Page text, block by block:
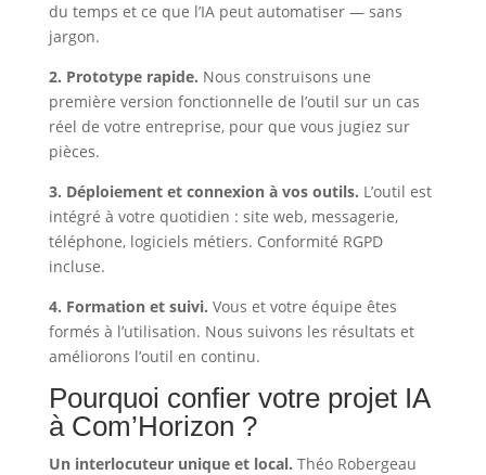
du temps et ce que l’IA peut automatiser — sans
jargon.
2. Prototype rapide. Nous construisons une
première version fonctionnelle de l’outil sur un cas
réel de votre entreprise, pour que vous jugiez sur
pièces.
3. Déploiement et connexion à vos outils. L’outil est
intégré à votre quotidien : site web, messagerie,
téléphone, logiciels métiers. Conformité RGPD
incluse.
4. Formation et suivi. Vous et votre équipe êtes
formés à l’utilisation. Nous suivons les résultats et
améliorons l’outil en continu.
Pourquoi confier votre projet IA
à Com’Horizon ?
Un interlocuteur unique et local. Théo Robergeau